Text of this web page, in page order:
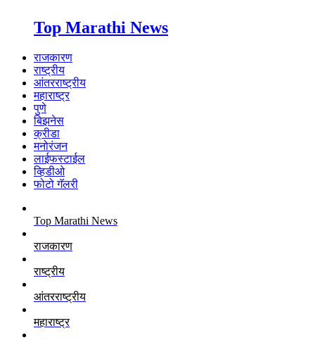
Top Marathi News
राजकारण
राष्ट्रीय
आंतरराष्ट्रीय
महाराष्ट्र
पुणे
बिझनेस
क्रीडा
मनोरंजन
लाईफस्टाईल
व्हिडीओ
फोटो गॅलरी
Top Marathi News
राजकारण
राष्ट्रीय
आंतरराष्ट्रीय
महाराष्ट्र